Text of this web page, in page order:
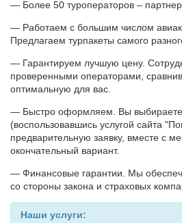
— Более 50 туроператоров –
— Работаем с большим числом
Предлагаем турпакеты самого
— Гарантируем лучшую цену.
проверенными операторами,
оптимальную для вас.
— Быстро оформляем. Вы выбираете
(воспользовавшись услугой сайта
предварительную заявку, вместе с
окончательный вариант.
— Финансовые гарантии. Мы
со стороны закона и страховых
Наши услуги: